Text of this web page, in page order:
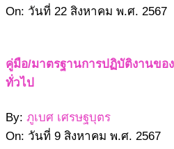
On: วันที่ 22 สิงหาคม พ.ศ. 2567
คู่มือ/มาตรฐานการปฏิบัติงานขอ
ทั่วไป
By: ภูเบศ เศรษฐบุตร
On: วันที่ 9 สิงหาคม พ.ศ. 2567